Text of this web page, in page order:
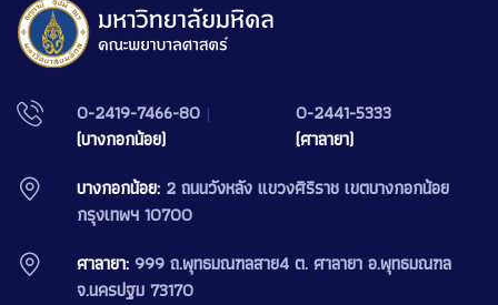
0-2419-7466-80 |
(บางกอกน้อย)
0-2441-5333
(ศาลายา)
บางกอกน้อย: 2 ถนนวังหลัง แขวงศิริราช เขตบางกอกน้อย
กรุงเทพฯ 10700
ศาลายา: 999 ถ.พุทธมณฑลสาย4 ต. ศาลายา อ.พุทธมณฑล
จ.นครปฐม 73170